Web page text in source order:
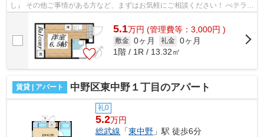
し』 その他ご事情がある方など、まずはお気軽にご相談ください！ べテラン
スタッフが対応致しますのでご希望...
5.1万円 (管理費等：3,000円 )
敷金 0ヶ月 礼金 0ヶ月
1階 / 1R / 13.32㎡
賃貸 | アパート 中野区東中野１丁目のアパート
礼0
5.2万円
総武線 「東中野 」駅 徒歩6分